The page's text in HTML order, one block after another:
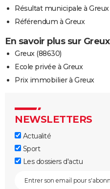
Résultat municipale à Greux
Référendum à Greux
En savoir plus sur Greux
Greux (88630)
Ecole privée à Greux
Prix immobilier à Greux
NEWSLETTERS
Actualité
Sport
Les dossiers d'actu